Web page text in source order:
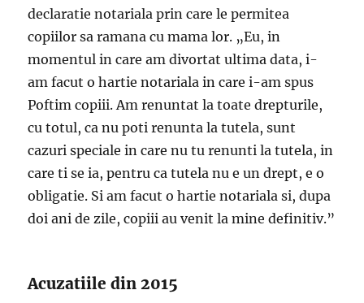
declaratie notariala prin care le permitea
copiilor sa ramana cu mama lor. „Eu, in
momentul in care am divortat ultima data, i-
am facut o hartie notariala in care i-am spus
Poftim copiii. Am renuntat la toate drepturile,
cu totul, ca nu poti renunta la tutela, sunt
cazuri speciale in care nu tu renunti la tutela, in
care ti se ia, pentru ca tutela nu e un drept, e o
obligatie. Si am facut o hartie notariala si, dupa
doi ani de zile, copiii au venit la mine definitiv.”
Acuzatiile din 2015